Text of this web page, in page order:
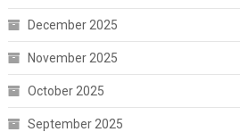
December 2025
November 2025
October 2025
September 2025